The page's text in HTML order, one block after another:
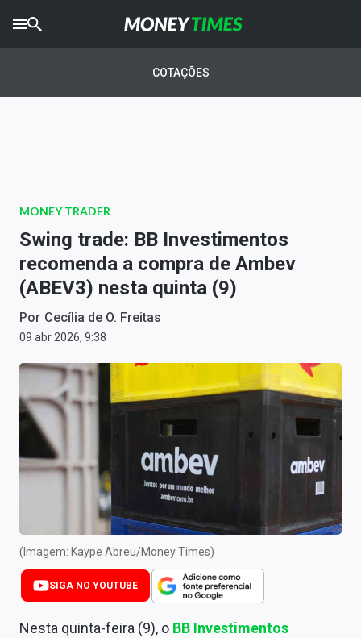
AGROTIMES
Newsletters
Money Trader
Anuncie
Últimas Notícias
Newsletters
Cotações
Comprar ou vender?
Carteiras Recomendadas
Central de Dividendos
Central de Fundos Imobiliários
Central dos IPOs
Renda Fixa
COTAÇÕES
MONEY TRADER
Swing trade: BB Investimentos
recomenda a compra de Ambev
(ABEV3) nesta quinta (9)
Por Cecília de O. Freitas
09 abr 2026, 9:38
(Imagem: Kaype Abreu/Money Times)
SIGA NO YOUTUBE
Nesta quinta-feira (9), o BB Investimentos